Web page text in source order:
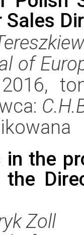
Sales
of
in the
the
Zoll